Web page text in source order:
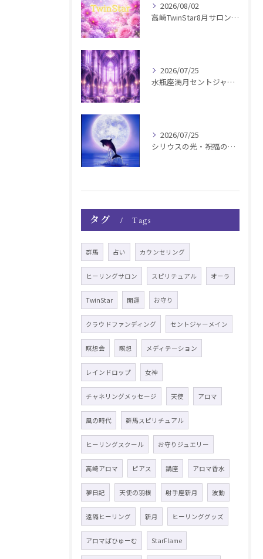
2026/08/02
高崎TwinStar8月サロンお知らせ
2026/07/25
水瓶座満月セントジャーメインGSVF遠隔お知らせ
2026/07/25
シリウスの光・祝福の波動チャージ遠隔お知らせ〜銀河新年〜
タグ Tags
群馬 占い カウンセリング
ヒーリングサロン スピリチュアル オーラ
TwinStar 開運 お守り
クラウドファンディング セントジャーメイン
瞑想会 瞑想 メディテーション
レインドロップ 女神
チャネリングメッセージ 天使 アロマ
風の時代 群馬スピリチュアル
ヒーリングスクール お守りジュエリー
高崎アロマ ピアス 講座 アロマ香水
夢日記 天使の羽根 射手座新月 波動
遠隔ヒーリング 新月 ヒーリンググッズ
アロマぱひゅーむ StarFlame